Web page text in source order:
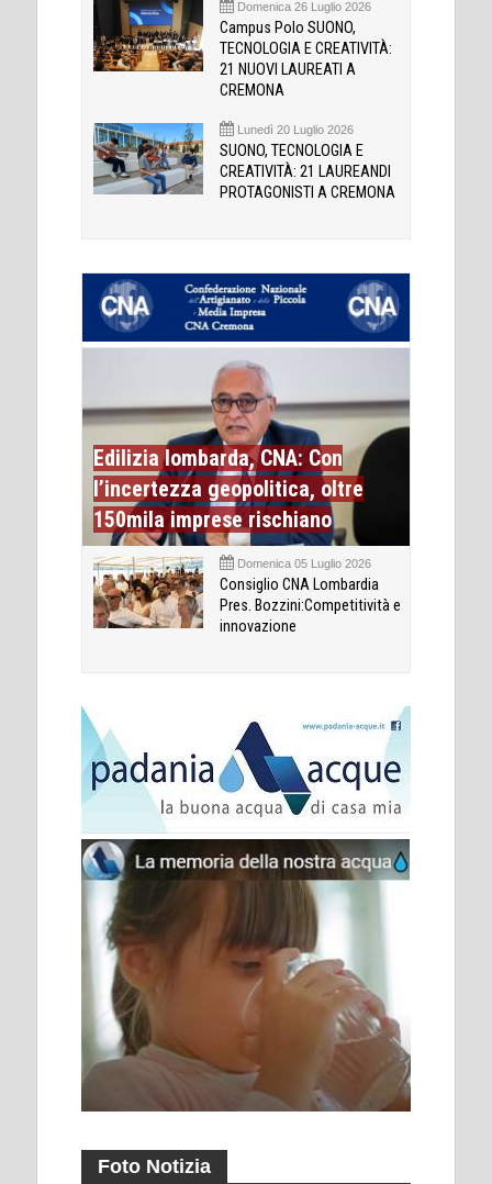
Domenica 26 Luglio 2026
Campus Polo SUONO,
TECNOLOGIA E CREATIVITÀ:
21 NUOVI LAUREATI A
CREMONA
Lunedì 20 Luglio 2026
SUONO, TECNOLOGIA E
CREATIVITÀ: 21 LAUREANDI
PROTAGONISTI A CREMONA
Edilizia lombarda, CNA: Con
l’incertezza geopolitica, oltre
150mila imprese rischiano
Domenica 05 Luglio 2026
Consiglio CNA Lombardia
Pres. Bozzini:Competitività e
innovazione
Foto Notizia